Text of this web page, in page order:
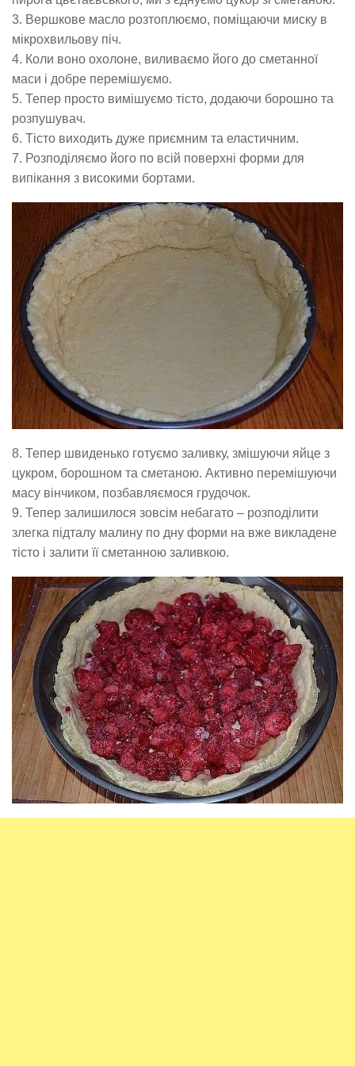
3. Вершкове масло розтоплюємо, поміщаючи миску в
мікрохвильову піч.
4. Коли воно охолоне, виливаємо його до сметанної
маси і добре перемішуємо.
5. Тепер просто вимішуємо тісто, додаючи борошно та
розпушувач.
6. Тісто виходить дуже приємним та еластичним.
7. Розподіляємо його по всій поверхні форми для
випікання з високими бортами.
8. Тепер швиденько готуємо заливку, змішуючи яйце з
цукром, борошном та сметаною. Активно перемішуючи
масу вінчиком, позбавляємося грудочок.
9. Тепер залишилося зовсім небагато – розподілити
злегка підталу малину по дну форми на вже викладене
тісто і залити її сметанною заливкою.